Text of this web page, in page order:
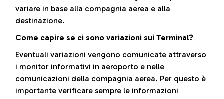
variare in base alla compagnia aerea e alla
destinazione.
Come capire se ci sono variazioni sui Terminal?
Eventuali variazioni vengono comunicate attraverso
i monitor informativi in aeroporto e nelle
comunicazioni della compagnia aerea. Per questo è
importante verificare sempre le informazioni